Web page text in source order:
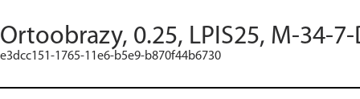
Ortoobrazy, 0.25, LPIS25, M-34-
e3dcc151-1765-11e6-b5e9-b870f44b6730